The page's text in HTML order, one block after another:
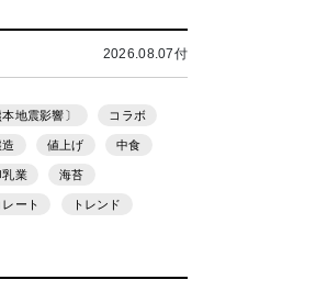
2026.08.07付
本地震影響〕 コラボ
値上げ 中食
乳業 海苔
ート トレンド